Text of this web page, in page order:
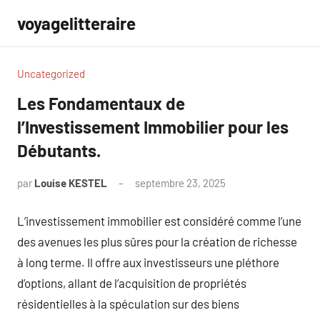
contenu
voyagelitteraire
Uncategorized
Les Fondamentaux de
l’Investissement Immobilier pour les
Débutants.
par Louise KESTEL septembre 23, 2025
L’investissement immobilier est considéré comme l’une
des avenues les plus sûres pour la création de richesse
à long terme. Il offre aux investisseurs une pléthore
d’options, allant de l’acquisition de propriétés
résidentielles à la spéculation sur des biens